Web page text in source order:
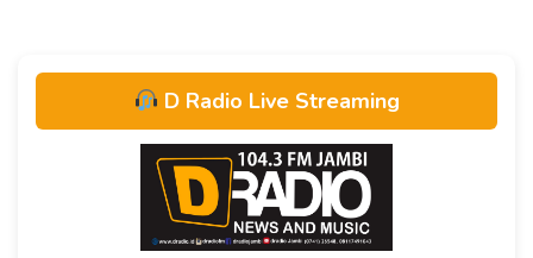
D Radio Live Streaming